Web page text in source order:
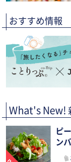
おすすめ情報
What's New!
ピ
ン